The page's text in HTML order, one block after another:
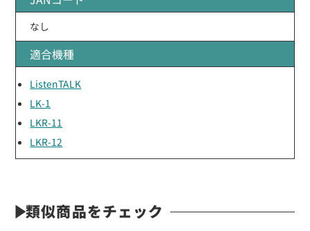
なし
適合機種
ListenTALK
LK-1
LKR-11
LKR-12
類似商品をチェック